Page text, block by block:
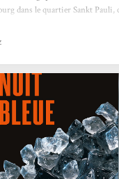
dans le quartier Sankt Pauli,
particulièrement célèbre pour